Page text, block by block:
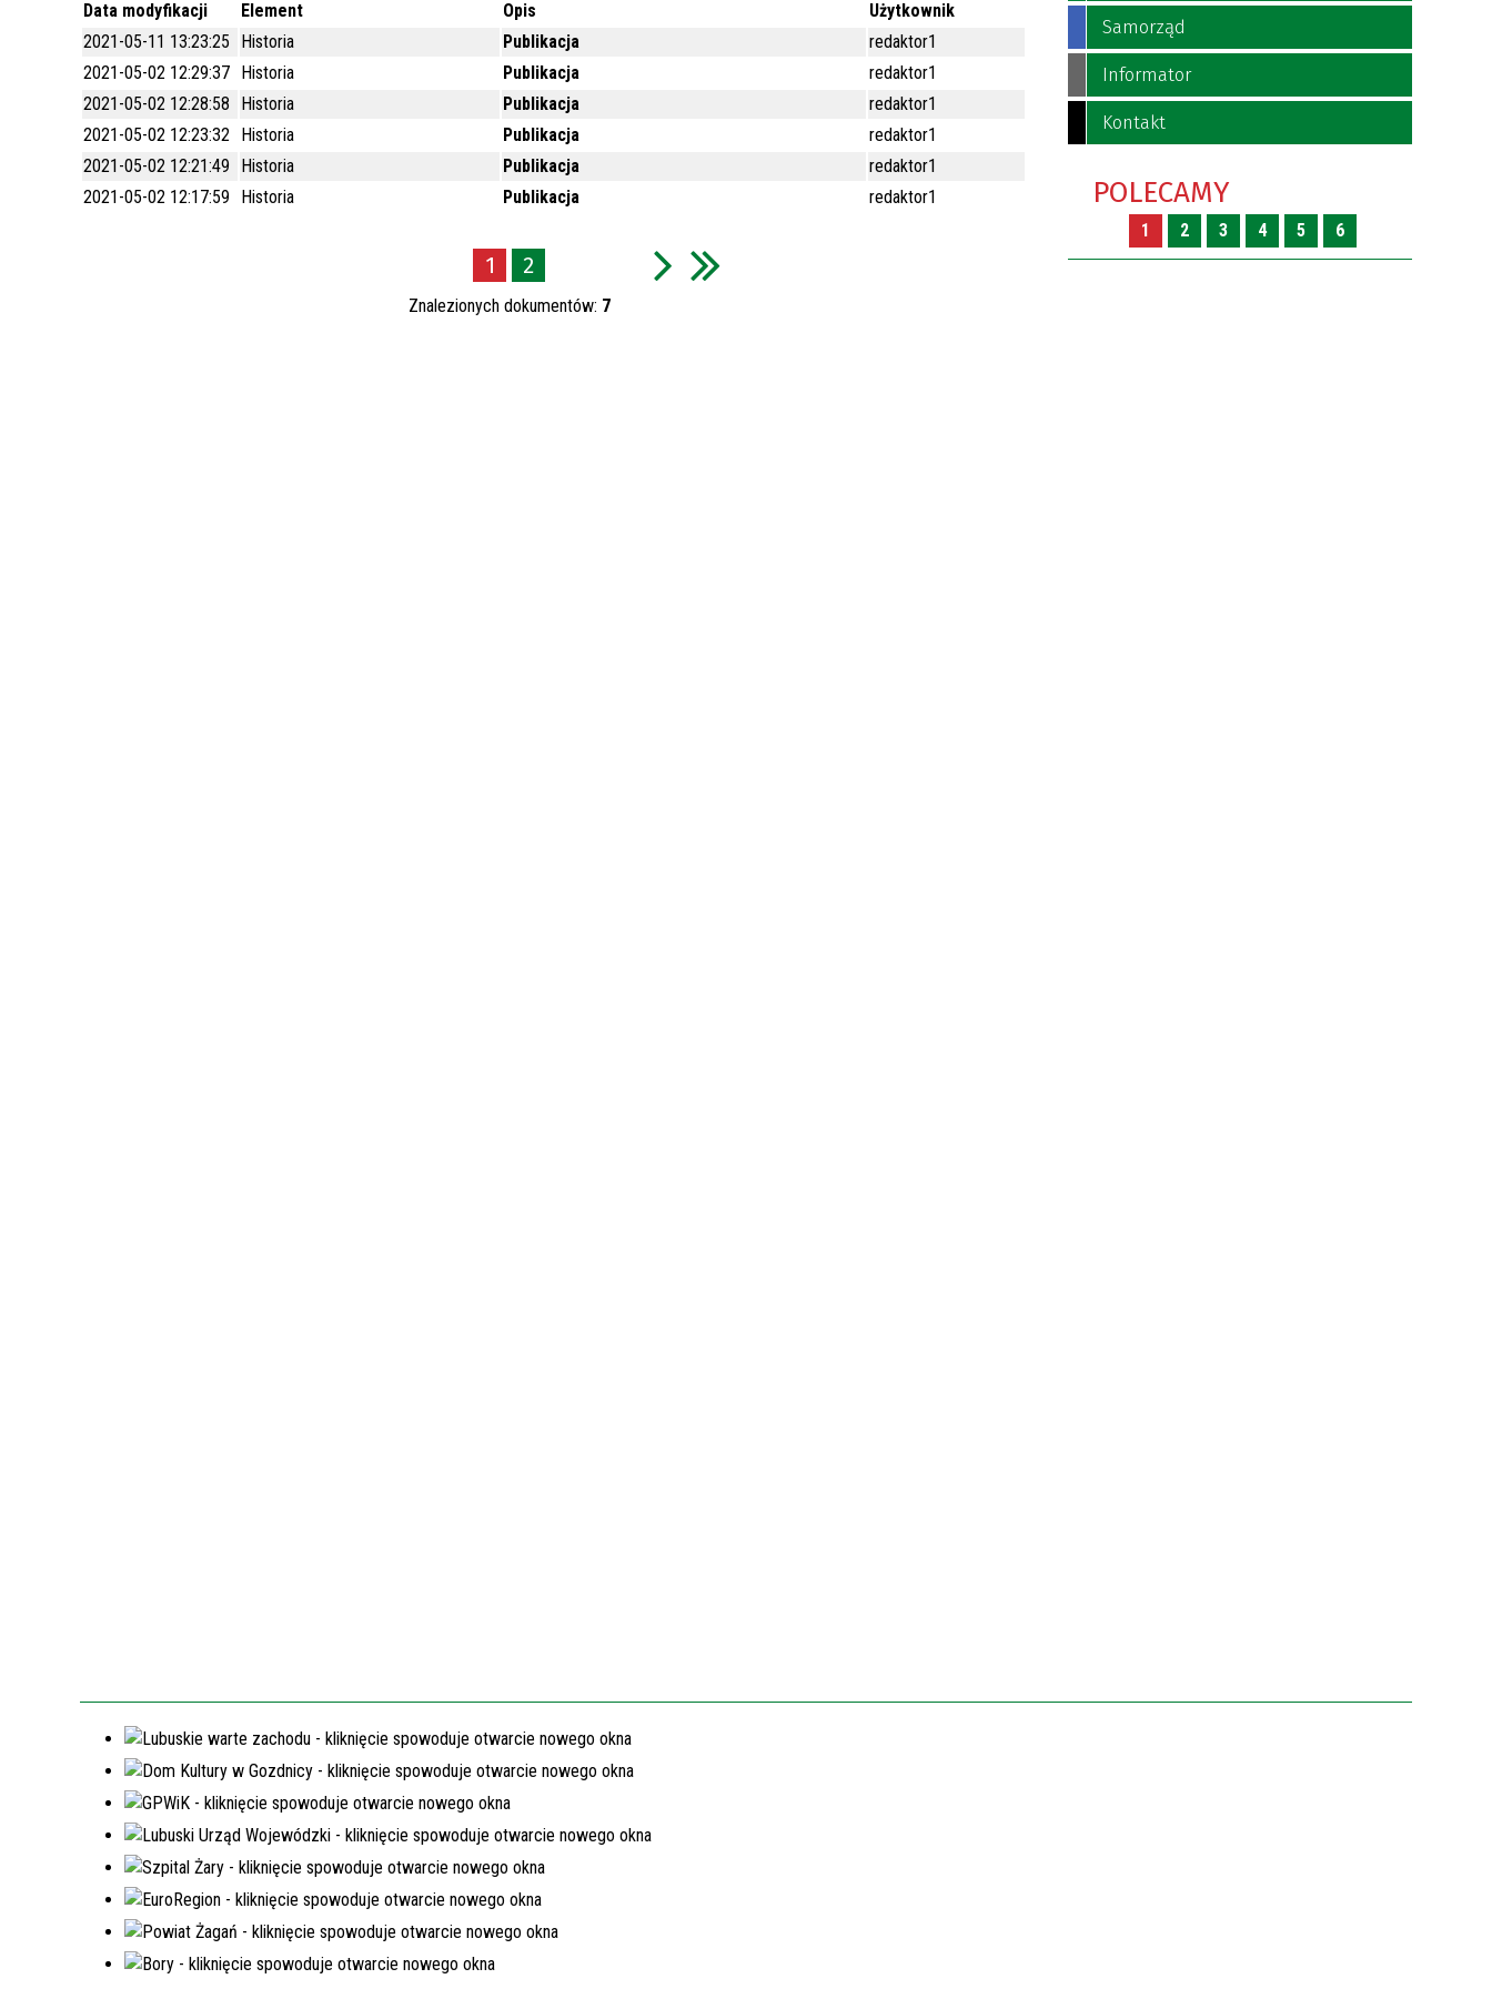
WILKI NAD NYSĄ
SYMBOLIKA
STATYSTYKA
SYSTEM INFORMACJI
PRZESTRZENNEJ
MIEJSKIE JEDNOSTKI
ORGANIZACYJNE
POMOC SPOŁECZNA
EDUKACJA
KULTURA / KALENDARZ IMPREZ
SPORT I REKREACJA
Data modyfikacji Element Opis
Użytkownik
2021-05-11 13:23:25
Historia Publikacja
redaktor1
2021-05-02 12:29:37 Historia Publikacja
redaktor1
2021-05-02 12:28:58
Historia Publikacja
redaktor1
2021-05-02 12:23:32 Historia Publikacja
redaktor1
2021-05-02 12:21:49
Historia Publikacja
redaktor1
2021-05-02 12:17:59
Historia Publikacja redaktor1
1 2
Znalezionych dokumentów: 7
Samorząd
Informator
Kontakt
POLECAMY
1 2 3 4 5 6